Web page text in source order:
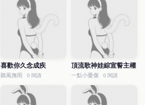
喜歡你久念成疾
聽風撫雨 0 閱讀
頂流歌神娃綜宣誓主權
一點小憂傷 0 閱讀